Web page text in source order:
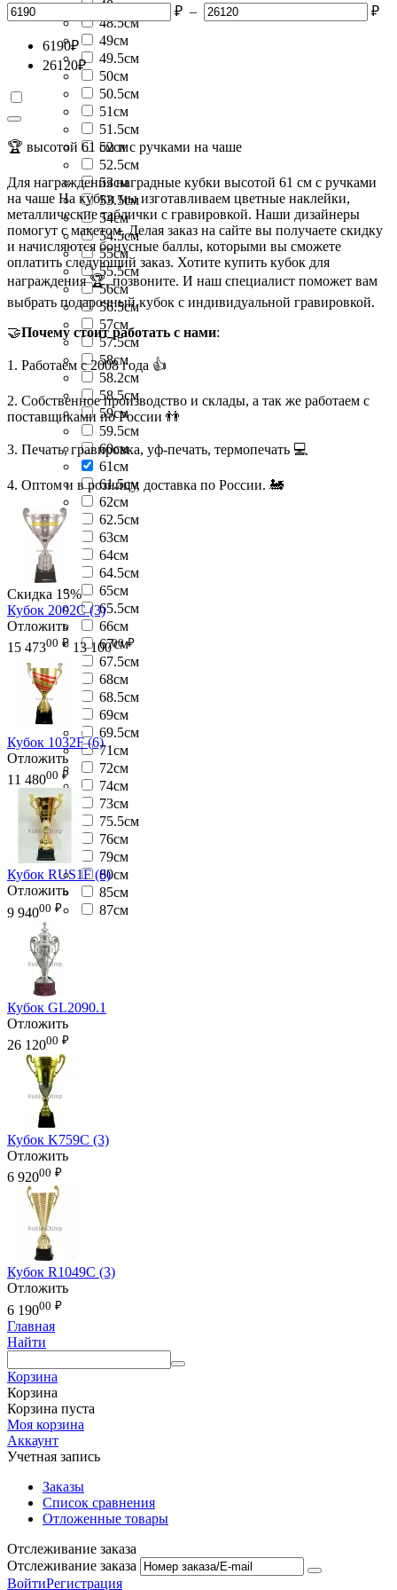
48см
48.5см
49см
49.5см
50см
50.5см
51см
51.5см
52см
52.5см
53см
53.5см
54см
54.5см
55см
55.5см
56см
56.5см
57см
57.5см
58см
58.2см
58.5см
59см
59.5см
60см
61см
61.5см
62см
62.5см
63см
64см
64.5см
65см
65.5см
66см
67см
67.5см
68см
68.5см
69см
69.5см
71см
72см
74см
73см
75.5см
76см
79см
80см
85см
87см
₽ – ₽
6190₽
26120₽
🏆 высотой 61 см и с ручками на чаше
Для награждения наградные кубки высотой 61 см с ручками
на чаше На кубки мы изготавливаем цветные наклейки,
металлические таблички с гравировкой. Наши дизайнеры
помогут с макетом. Делая заказ на сайте вы получаете скидку
и начисляются бонусные баллы, которыми вы сможете
оплатить следующий заказ. Хотите купить кубок для
награждения 🏆, позвоните. И наш специалист поможет вам
выбрать подарочный кубок с индивидуальной гравировкой.
🤝Почему стоит работать с нами:
1. Работаем с 2008 года 👍
2. Собственное производство и склады, а так же работаем с
поставщиками по России 👬
3. Печать, гравировка, уф-печать, термопечать 💻
4. Оптом и в розницу, доставка по России. 🚂
Скидка 15%
Кубок 2002C (3)
Отложить
15 47300 ₽ 13 10000 ₽
Кубок 1032F (6)
Отложить
11 48000 ₽
Кубок RUS1F (6)
Отложить
9 94000 ₽
Кубок GL2090.1
Отложить
26 12000 ₽
Кубок K759C (3)
Отложить
6 92000 ₽
Кубок R1049C (3)
Отложить
6 19000 ₽
Главная
Найти
Корзина
Корзина
Корзина пуста
Моя корзина
Аккаунт
Учетная запись
Заказы
Список сравнения
Отложенные товары
Отслеживание заказа
Отслеживание заказа
ВойтиРегистрация